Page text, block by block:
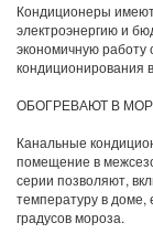
Кондиционеры
электроэнергию и
экономичную работу
кондиционирования
ОБОГРЕВАЮТ В
Канальные
помещение в
серии позволяют,
температуру в доме,
градусов мороза.